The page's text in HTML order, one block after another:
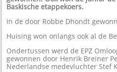
Baskische etappekoers.
In de door Robbe Dhondt
Huising won onlangs ook al de
Ondertussen werd de EPZ
gewonnen door Henrik Breiner
Nederlandse medevluchter Stef